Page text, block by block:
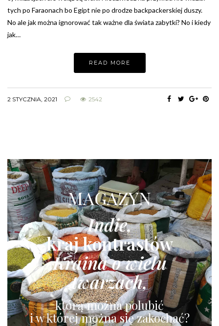
tych po Faraonach bo Egipt nie po drodze backpackerskiej duszy.
No ale jak można ignorować tak ważne dla świata zabytki? No i kiedy
jak…
READ MORE
2 STYCZNIA, 2021 2542
MAGAZYN
Indie,
kraj kontrastów
Kraina o wielu
twarzach,
którą można polubić
i w której można się zakochać?